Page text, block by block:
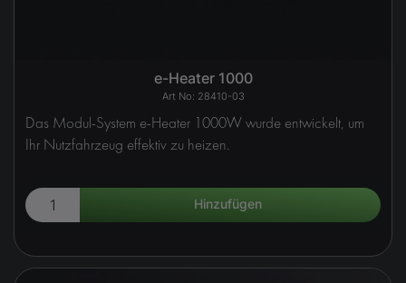
e-Heater 1000
28410-03
Das Modul-System e-Heater 1000W wurde entwickelt, um
Ihr Nutzfahrzeug effektiv zu heizen.